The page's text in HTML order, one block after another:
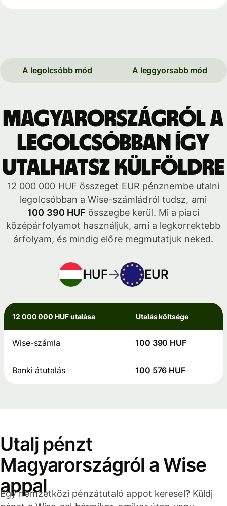
A legolcsóbb mód A leggyorsabb mód
Magyarországról a
legolcsóbban így
utalhatsz külföldre
12 000 000 HUF összeget EUR pénznembe utalni
legolcsóbban a Wise-számládról tudsz, ami
100 390 HUF összegbe kerül. Mi a piaci
középárfolyamot használjuk, ami a legkorrektebb
árfolyam, és mindig előre megmutatjuk neked.
HUF EUR
12 000 000 HUF utalása Utalás költsége
Wise-számla 100 390 HUF
Banki átutalás 100 576 HUF
Utalj pénzt
Magyarországról a Wise
appal
Egy nemzetközi pénzátutaló appot keresel? Küldj